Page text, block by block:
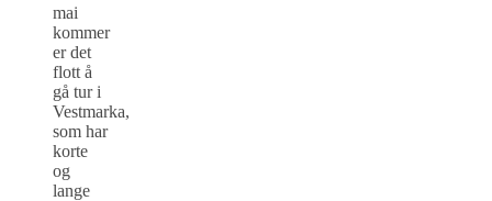
mai
kommer
er det
flott å
gå tur i
Vestmarka,
som har
korte
og
lange